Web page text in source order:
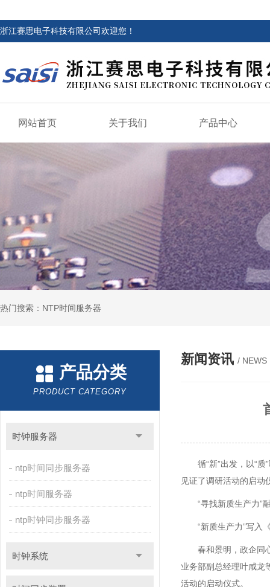
浙江赛思电子科技有限公司欢迎您！
网站首页 关于我们 产品中心
热门搜索：NTP时间服务器
产品分类
PRODUCT CATEGORY
时钟服务器
ntp时间同步服务器
ntp时间服务器
ntp时钟同步服务器
时钟系统
新闻资讯 / NEWS
循“新”出发，以“
见证了调研活动的启动
“寻找新质生产力”
“新质生产力”写入
春和景明，政企同
业务部副总经理叶咸龙
活动的启动仪式。